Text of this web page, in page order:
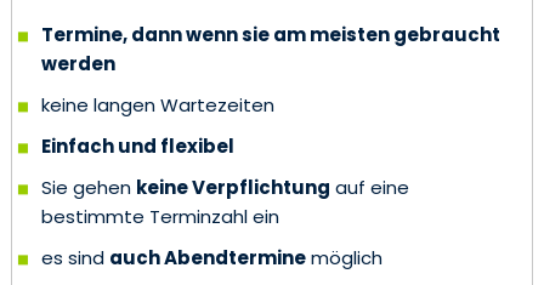
Termine, dann wenn sie am meisten gebraucht
werden
keine langen Wartezeiten
Einfach und flexibel
Sie gehen keine Verpflichtung auf eine
bestimmte Terminzahl ein
es sind auch Abendterminemöglich